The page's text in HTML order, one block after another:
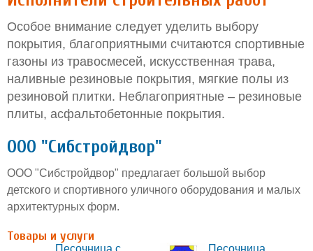
Особое внимание следует уделить выбору
покрытия, благоприятными считаются спортивные
газоны из травосмесей, искусственная трава,
наливные резиновые покрытия, мягкие полы из
резиновой плитки. Неблагоприятные – резиновые
плиты, асфальтобетонные покрытия.
ООО "Сибстройдвор"
ООО "Сибстройдвор" предлагает большой выбор
детского и спортивного уличного оборудования и малых
архитектурных форм.
Товары и услуги
Песочница с
Песочница